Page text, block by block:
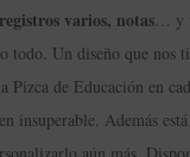
varios, notas … y
todo. Un diseño que nos
Pizca de Educación en
insuperable. Además